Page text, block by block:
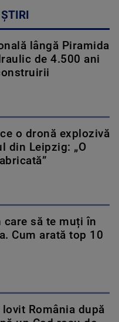
lângă Piramida
de 4.500 ani
o dronă explozivă
din Leipzig: „O
care să te muți în
Cum arată top 10
România după